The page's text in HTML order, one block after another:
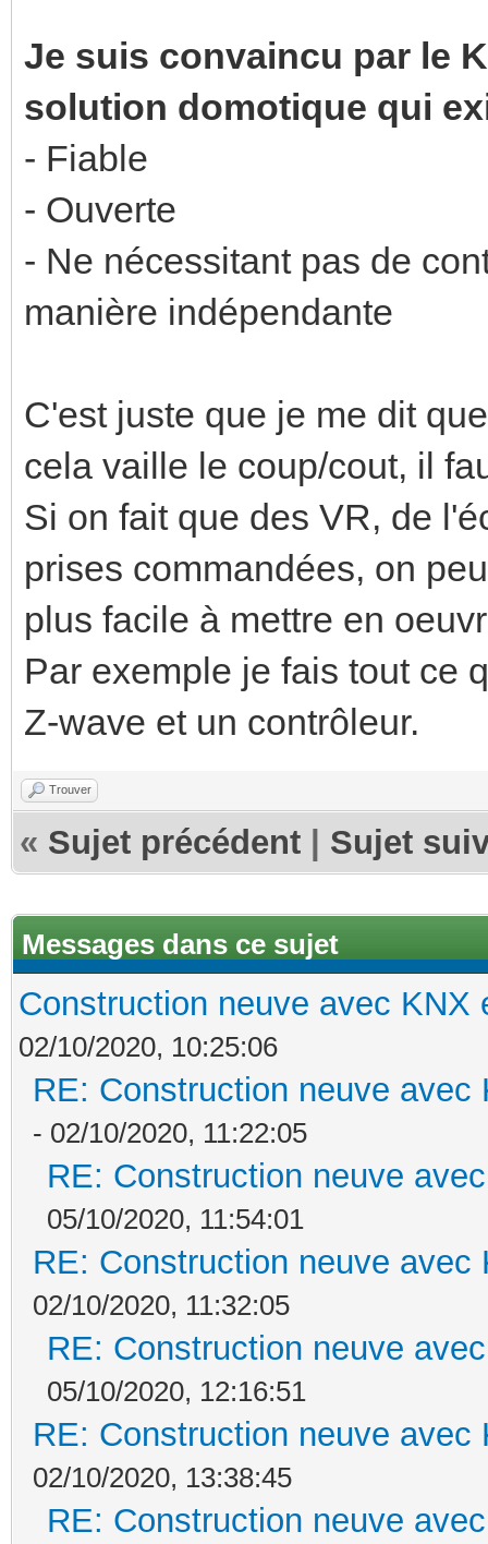
Je suis convaincu par le
solution domotique qui
- Fiable
- Ouverte
- Ne nécessitant pas de
manière indépendante
C'est juste que je me dit
cela vaille le coup/cout, il
Si on fait que des VR, de
prises commandées, on
plus facile à mettre en
Par exemple je fais tout ce
Z-wave et un contrôleur.
Trouver
« Sujet précédent Sujet
Messages dans ce sujet
Construction neuve avec KNX
02/10/2020, 10:25:06
RE: Construction neuve avec
- 02/10/2020, 11:22:05
RE: Construction neuve
05/10/2020, 11:54:01
RE: Construction neuve avec
02/10/2020, 11:32:05
RE: Construction neuve
05/10/2020, 12:16:51
RE: Construction neuve avec
02/10/2020, 13:38:45
RE: Construction neuve